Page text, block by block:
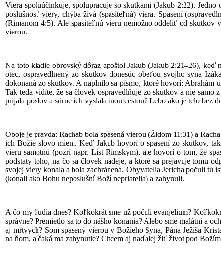
Viera spoluúčinkuje, spolupracuje so skutkami (Jakub 2:22).
poslušnosť viery, chýba živá (spasiteľná) viera. Spasení
(Rimanom 4:5). Ale spasiteľnú vieru nemožno oddeliť od
vierou.
Na toto kladie obrovský dôraz apoštol Jakub (Jakub 2:21–26),
otec, ospravedlnený zo skutkov donesúc obeťou svojho syna
dokonaná zo skutkov. A naplnilo sa písmo, ktoré hovorí:
Tak teda vidíte, že sa človek ospravedlňuje zo skutkov a nie
prijala poslov a súrne ich vyslala inou cestou? Lebo ako je telo bez
Oboje je pravda: Rachab bola spasená vierou (Židom 11:31) a
ich Božie slovo mieni. Keď Jakub hovorí o spasení zo skutkov,
vieru samotnú (pozri napr. List Rímskym), ale hovorí o tom, že
podstaty toho, na čo sa človek nadeje, a ktoré sa prejavuje tomu
svojej viery konala a bola zachránená. Obyvatelia Jericha počuli tú
(konali ako Bohu neposlušní Boží nepriatelia) a zahynuli.
A čo my ľudia dnes? Koľkokrát sme už počuli evanjelium?
správne? Premietlo sa to do nášho konania? Alebo sme malátni a
aj mŕtvych? Som spasený vierou v Božieho Syna, Pána Ježiša
na ňom, a čaká ma zahynutie? Chcem aj naďalej žiť život pod